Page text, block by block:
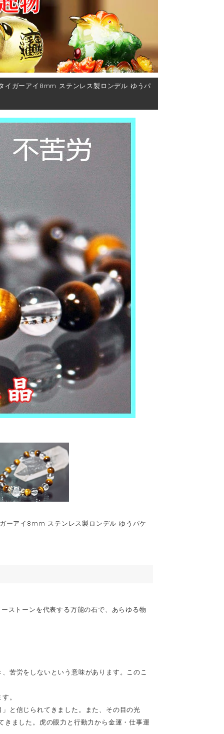
ガーアイ8mm ステンレス製ロンデル ゆうパ
ーアイ8mm ステンレス製ロンデル ゆうパケ
ストーンを代表する万能の石で、あらゆる物
苦労をしないという意味があります。このこ
。
と信じられてきました。また、その目の光
ました。虎の眼力と行動力から金運・仕事運